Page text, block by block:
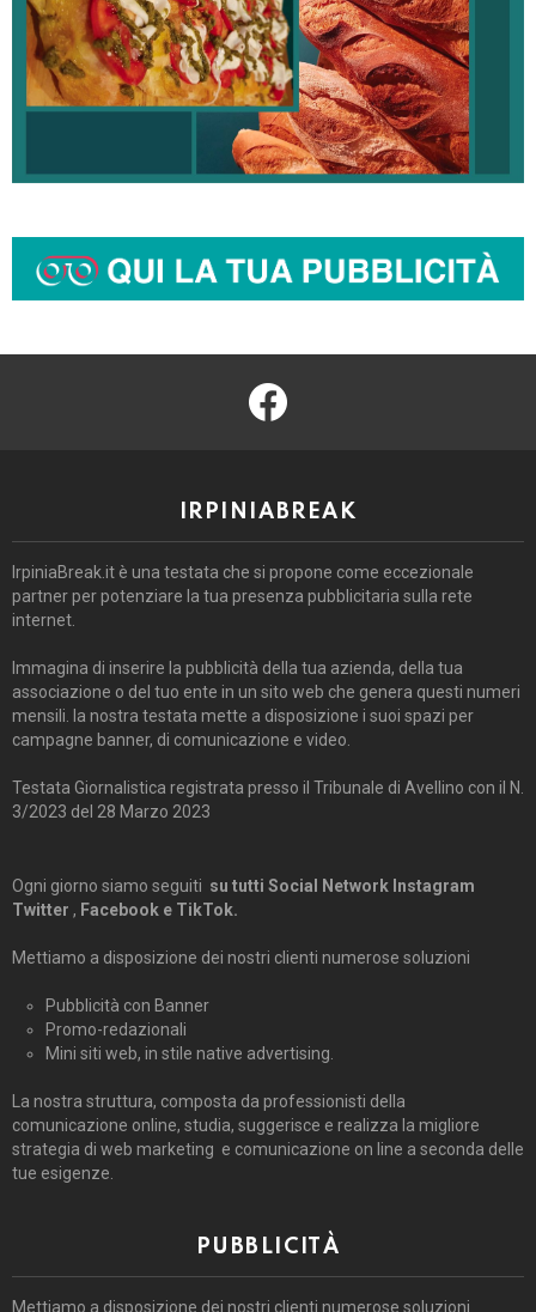
facebook
IRPINIABREAK
IrpiniaBreak.it è una testata che si propone come eccezionale
partner per potenziare la tua presenza pubblicitaria sulla rete
internet.
Immagina di inserire la pubblicità della tua azienda, della tua
associazione o del tuo ente in un sito web che genera questi numeri
mensili. la nostra testata mette a disposizione i suoi spazi per
campagne banner, di comunicazione e video.
Testata Giornalistica registrata presso il Tribunale di Avellino con il N.
3/2023 del 28 Marzo 2023
Ogni giorno siamo seguiti su tutti Social Network Instagram
Twitter , Facebook e TikTok.
Mettiamo a disposizione dei nostri clienti numerose soluzioni
Pubblicità con Banner
Promo-redazionali
Mini siti web, in stile native advertising.
La nostra struttura, composta da professionisti della
comunicazione online, studia, suggerisce e realizza la migliore
strategia di web marketing e comunicazione on line a seconda delle
tue esigenze.
PUBBLICITÀ
Mettiamo a disposizione dei nostri clienti numerose soluzioni